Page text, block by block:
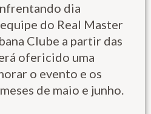
dia
do Real Master
Clube a partir das
ofericido uma
o evento e os
de maio e junho.